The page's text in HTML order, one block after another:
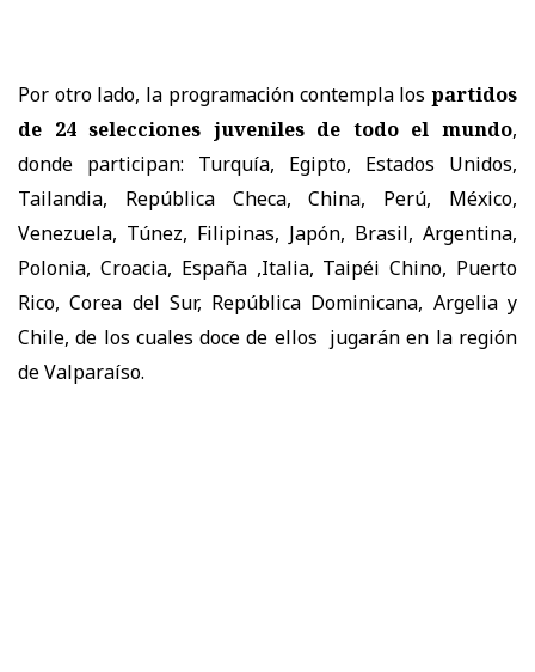
Por otro lado, la programación contempla los partidos
de 24 selecciones juveniles de todo el mundo,
donde participan: Turquía, Egipto, Estados Unidos,
Tailandia, República Checa, China, Perú, México,
Venezuela, Túnez, Filipinas, Japón, Brasil, Argentina,
Polonia, Croacia, España ,Italia, Taipéi Chino, Puerto
Rico, Corea del Sur, República Dominicana, Argelia y
Chile, de los cuales doce de ellos jugarán en la región
de Valparaíso.